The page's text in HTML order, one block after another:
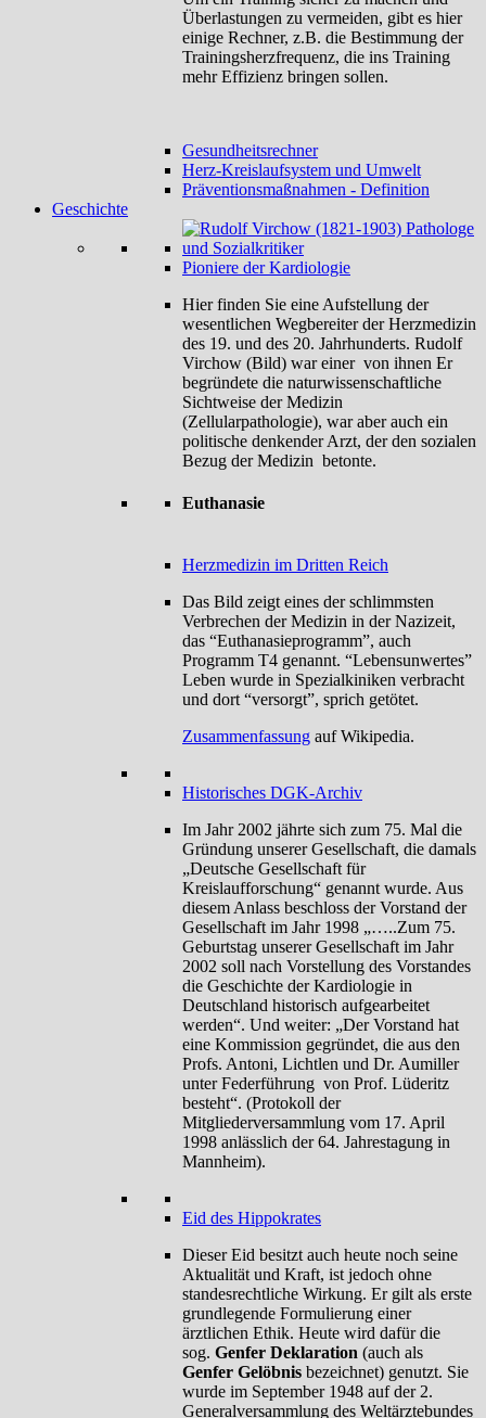
Überlastungen zu vermeiden, gibt es hier
einige Rechner, z.B. die Bestimmung der
Trainingsherzfrequenz, die ins Training
mehr Effizienz bringen sollen.
Gesundheitsrechner
Herz-Kreislaufsystem und Umwelt
Präventionsmaßnahmen - Definition
Geschichte
Pioniere der Kardiologie
Hier finden Sie eine Aufstellung der
wesentlichen Wegbereiter der Herzmedizin
des 19. und des 20. Jahrhunderts. Rudolf
Virchow (Bild) war einer von ihnen Er
begründete die naturwissenschaftliche
Sichtweise der Medizin
(Zellularpathologie), war aber auch ein
politische denkender Arzt, der den sozialen
Bezug der Medizin betonte.
Euthanasie
Herzmedizin im Dritten Reich
Das Bild zeigt eines der schlimmsten
Verbrechen der Medizin in der Nazizeit,
das “Euthanasieprogramm”, auch
Programm T4 genannt. “Lebensunwertes”
Leben wurde in Spezialkiniken verbracht
und dort “versorgt”, sprich getötet.
Zusammenfassung auf Wikipedia.
Historisches DGK-Archiv
Im Jahr 2002 jährte sich zum 75. Mal die
Gründung unserer Gesellschaft, die damals
„Deutsche Gesellschaft für
Kreislaufforschung“ genannt wurde. Aus
diesem Anlass beschloss der Vorstand der
Gesellschaft im Jahr 1998 „…..Zum 75.
Geburtstag unserer Gesellschaft im Jahr
2002 soll nach Vorstellung des Vorstandes
die Geschichte der Kardiologie in
Deutschland historisch aufgearbeitet
werden“. Und weiter: „Der Vorstand hat
eine Kommission gegründet, die aus den
Profs. Antoni, Lichtlen und Dr. Aumiller
unter Federführung von Prof. Lüderitz
besteht“. (Protokoll der
Mitgliederversammlung vom 17. April
1998 anlässlich der 64. Jahrestagung in
Mannheim).
Eid des Hippokrates
Dieser Eid besitzt auch heute noch seine
Aktualität und Kraft, ist jedoch ohne
standesrechtliche Wirkung. Er gilt als erste
grundlegende Formulierung einer
ärztlichen Ethik. Heute wird dafür die
sog. Genfer Deklaration (auch als
Genfer Gelöbnis bezeichnet) genutzt. Sie
wurde im September 1948 auf der 2.
Generalversammlung des Weltärztebundes